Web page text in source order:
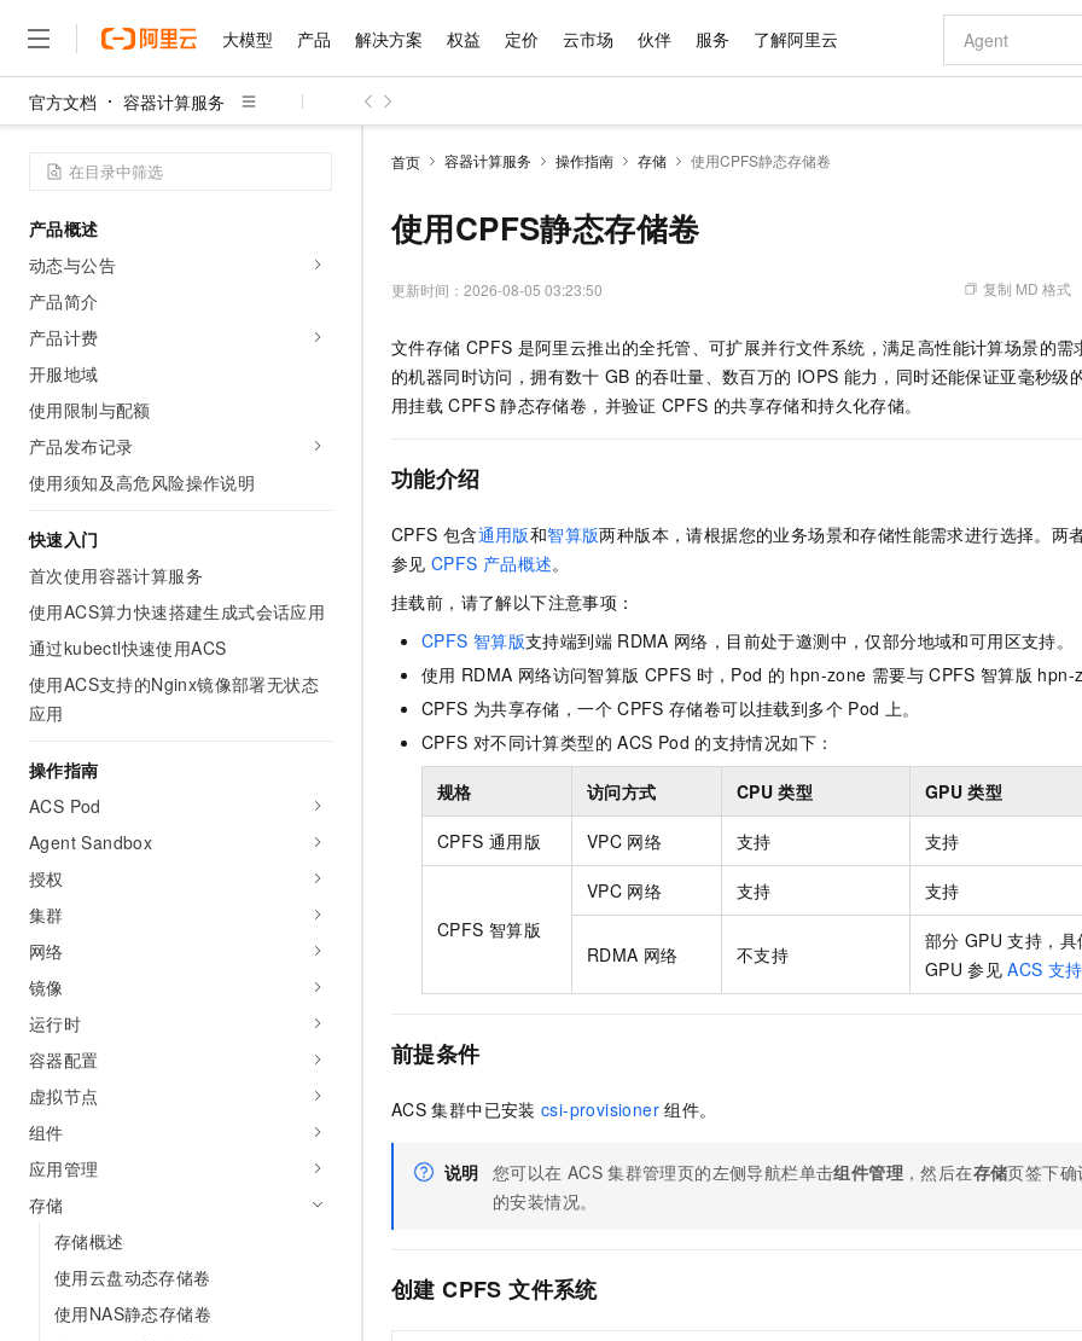
大模型 产品 解决方案 权益 定价 云市场 伙伴 服务 了解阿里云
官方文档 容器计算服务
产品概述
动态与公告
产品简介
产品计费
开服地域
使用限制与配额
产品发布记录
使用须知及高危风险操作说明
快速入门
首次使用容器计算服务
使用ACS算力快速搭建生成式会话应用
通过kubectl快速使用ACS
使用ACS支持的Nginx镜像部署无状态
应用
操作指南
ACS Pod
Agent Sandbox
授权
集群
网络
镜像
运行时
容器配置
虚拟节点
组件
应用管理
存储
存储概述
使用云盘动态存储卷
使用NAS静态存储卷
首页 容器计算服务 操作指南 存储 使用CPFS静态存储卷
使用CPFS静态存储卷
更新时间： 2026-08-05 03:23:50 复制 MD 格式
文件存储 CPFS 是阿里云推出的全托管、可扩展并行文件系统，满足高性能计算场景的需
的机器同时访问，拥有数十 GB 的吞吐量、数百万的 IOPS 能力，同时还能保证亚毫秒级
用挂载 CPFS 静态存储卷，并验证 CPFS 的共享存储和持久化存储。
功能介绍
CPFS 包含通用版和智算版两种版本，请根据您的业务场景和存储性能需求进行选择。两
参见 CPFS 产品概述。
挂载前，请了解以下注意事项：
CPFS 智算版支持端到端 RDMA 网络，目前处于邀测中，仅部分地域和可用区支持。
使用 RDMA 网络访问智算版 CPFS 时，Pod 的 hpn-zone 需要与 CPFS 智算版 hpn-
CPFS 为共享存储，一个 CPFS 存储卷可以挂载到多个 Pod 上。
CPFS 对不同计算类型的 ACS Pod 的支持情况如下：
规格 访问方式 CPU 类型 GPU 类型
CPFS 通用版 VPC 网络 支持 支持
CPFS 智算版
VPC 网络 支持 支持
RDMA 网络 不支持
部分 GPU 支持，
GPU 参见 ACS 支
前提条件
ACS 集群中已安装 csi-provisioner 组件。
说明 您可以在 ACS 集群管理页的左侧导航栏单击组件管理 ，然后在存储页签下确
的安装情况。
创建 CPFS 文件系统
大模型
千问AI平台
Qwen3.8-Max HOT
智能体时代全能旗舰模型
能看、能想、能动手的多模态智能体模型
Qwen3-VL-Plus
视觉 Coding、空间感知、多模态思考等全面升级
Kimi-K3 NEW
Kimi 最新旗舰模型，长程编程与推理利器
GLM-5.2
1M上下文，专为长程任务能力而生
Wan2.7-
大模型服务
千问AI平台-Token Plan NEW
千问AI平台-模型体验
在线体验全尺寸、多种模态的模型效果
Happy 系列大模型
AI 应用构建
大模型服务平台百炼-应用模版
丰富多元化的应用模版和解决方案
大模型服务平台百炼-智能体
灵活可视化地构建企业级 Agent
人工智能平台 PAI
大模型原
万有无界
云端极速 AI
在企业官网、通讯软件中为客户提供 AI 客服
产品
精选产品
计算
容器
安全
中间件
大数据计算
媒体服务
企业服务与云通信
终端用户计算
Serverless
迁移与运维管理
专有云
精选产品
大模型服务与应用平台
多元化、高性能、安全可靠的大模型服务
无影云电脑
随时随地安全接入的云上超级电脑
云解析DNS
云原生大数据计算服务 MaxCompute
提供智能易用的域名与建站服务
人工智能平台 PAI 大模型
一站式AI开发、训练和推理服务
Qoder CN
Qoder
面向真实软件
解决方案
精选解决方案
互联网应用开发
大数据
网络
可观测
上云与迁云
企业出海
政企业务
精选解决方案
上传文档即自动完成翻译和格式还原
Hermes Agent，打造自进化智能体
自主进化，持久记忆，越用越聪明
快速拥有专属 OpenClaw
5 分钟轻松部署专属 QwenPaw HOT
从聊天伙伴进化为能主动干活的本地数字员工
Claude Code + GStack 打造工程团队
一键购买专属
高效搭建 AI
权益 普惠上云
云服务器38元/年起，超值低价云产品抢先购
推荐新用户得奖励，单订单最高返9万
云工开物
高校专属算力普惠，学生认证享300元代金券
解决方案免费试用 新老同享
AI 产品 免费试用
140+云产品 免费试用
大模型ACA认证体验
助力企业全员 AI 认知与能力提升
AI 特惠
至高享 1亿+免费 tokens，加速 Al 应用落地
Token Plan 模型订阅计划 NEW
Qwen3.8-Max 首发尝鲜，限时加量 10 倍，夜间低至2折
千问办公，限时限量积分加倍 NEW
AI 场景体
从图文生成到
AI 广告创作
图文、视频一
智能客服
定价 产品定价
了解云产品的定价详情
云上成本管理
管理和优化成本
价格计算器
自助选配和估算价格
价格优势
配置报价
云市场 精选商城
多端小程序
观测云
Tuya 物联网平台阿里云版
电子合同
畅捷通
Tableau 订阅
生态解决方案
行业生态解决方案
开发者生态解决方案
AI 开发和 AI 应用解决方案
数据与 API
手机三要素
OCR 文字识别
发票查验
CRM
OA 办公系统
财税管理
基础软件
JAVA
Ubuntu
建站小程序
定制建站
定制小程序
APP 开发
建站系统
伙伴 成为销售伙伴
咨询伙伴
销售伙伴合作计划
无影生态合作计划
Salesforce On Alibaba Cloud
Consulting Partner 合作计划
成为产品伙伴
产品生态伙伴
产品伙伴
云网络合作
服务生态伙伴
服务 售前咨询
售后服务
自助服务
在线服务
工单服务
企业增值服务
专家技术服务
企业成长
服务实践
阿里云认证
信息公告
官网公告
了解阿里云 为什么选择阿里云
技术领先
分析师报告
研究报告与白皮书
天池大赛
AI 算法大赛
云开发大赛
入门学习赛
最佳实践
云上奥运之旅
看见新力量
金融模力时刻
市场活动
魔搭